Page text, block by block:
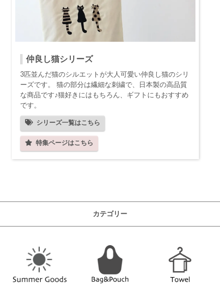
仲良し猫シリーズ
3匹並んだ猫のシルエットが大人可愛い仲良し猫のシリ
ーズです。 猫の部分は繊細な刺繍で、日本製の高品質
な商品です♪猫好きにはもちろん、ギフトにもおすすめ
です。
シリーズ一覧はこちら
特集ページはこちら
カテゴリー